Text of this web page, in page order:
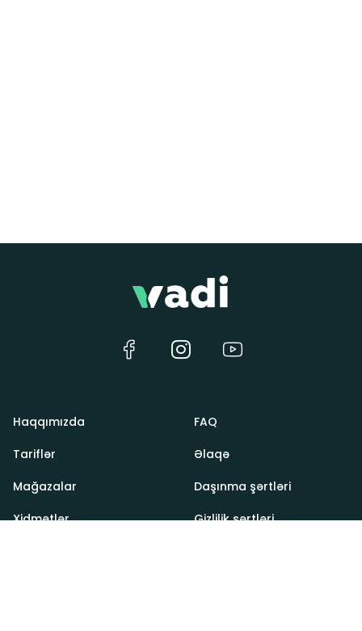
Haqqımızda
Tariflər
Mağazalar
Xidmətlər
FAQ
Əlaqə
Daşınma şərtləri
Gizlilik şərtləri